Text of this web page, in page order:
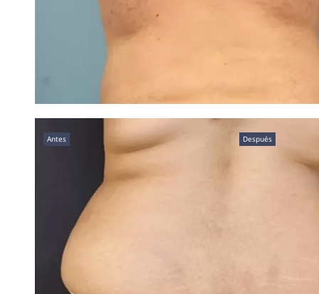
Antes Después